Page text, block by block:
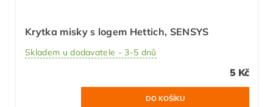
Krytka misky s logem Hettich, SENSYS
Skladem u dodavatele - 3-5 dnů
5 Kč